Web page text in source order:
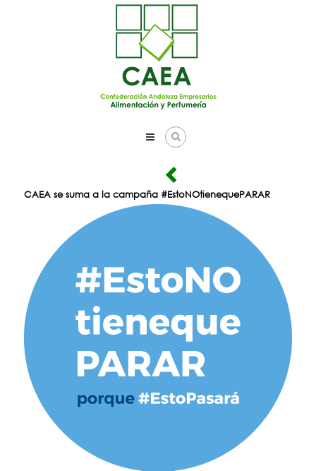
CAEA se suma a la campaña #EstoNOtienequePARAR